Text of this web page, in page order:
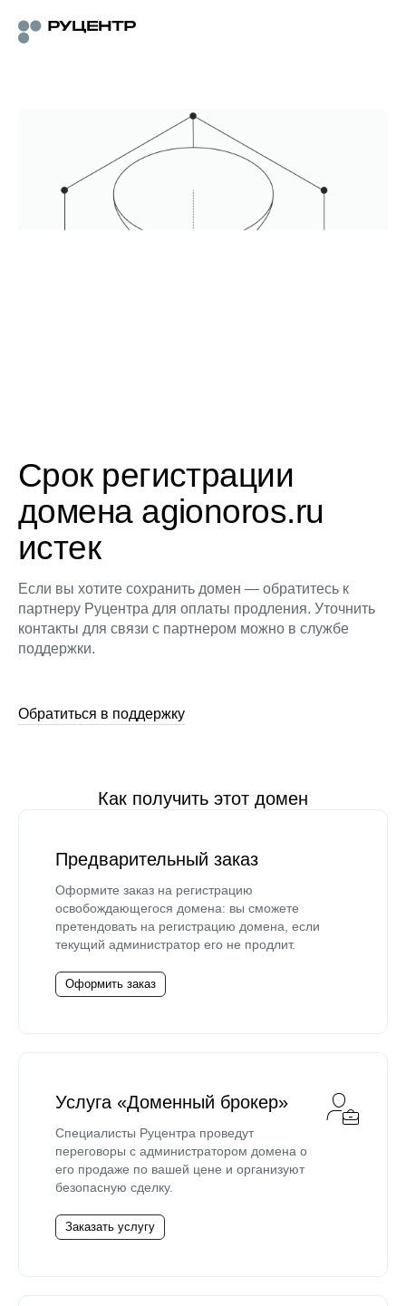
Срок регистрации
домена agionoros.ru
истек
Если вы хотите сохранить домен — обратитесь к
партнеру Руцентра для оплаты продления. Уточнить
контакты для связи с партнером можно в службе
поддержки.
Обратиться в поддержку
Как получить этот домен
Предварительный заказ
Оформите заказ на регистрацию
освобождающегося домена: вы сможете
претендовать на регистрацию домена, если
текущий администратор его не продлит.
Оформить заказ
Услуга «Доменный брокер»
Специалисты Руцентра проведут
переговоры с администратором домена о
его продаже по вашей цене и организуют
безопасную сделку.
Заказать услугу